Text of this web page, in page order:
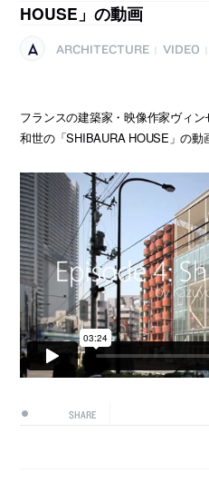
HOUSE」の動画
ARCHITECTURE VIDEO
フランスの建築家・映像作家ヴィ
和世の「SHIBAURA HOUSE」の動
SHARE